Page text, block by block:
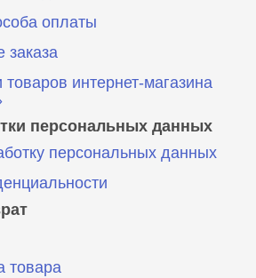
оплаты
интернет-магазина
персональных данных
персональных данных
товара